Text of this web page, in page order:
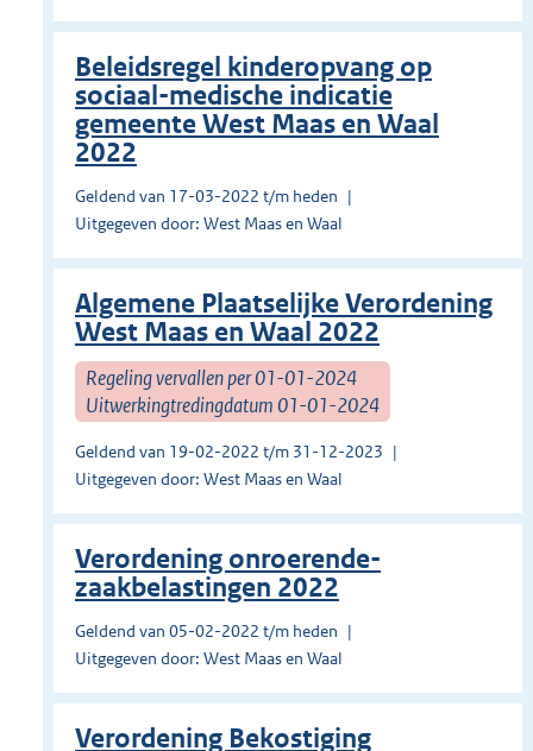
Beleidsregel kinderopvang op
sociaal-medische indicatie
gemeente West Maas en Waal
2022
Geldend van 17-03-2022 t/m heden
Uitgegeven door: West Maas en Waal
Algemene Plaatselijke Verordening
West Maas en Waal 2022
Regeling vervallen per 01-01-2024
Uitwerkingtredingdatum 01-01-2024
Geldend van 19-02-2022 t/m 31-12-2023
Uitgegeven door: West Maas en Waal
Verordening onroerende-
zaakbelastingen 2022
Geldend van 05-02-2022 t/m heden
Uitgegeven door: West Maas en Waal
Verordening Bekostiging